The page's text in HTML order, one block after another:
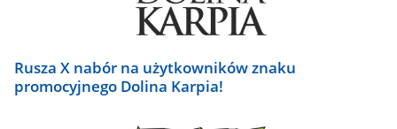
Rusza X nabór na użytkowników znaku
promocyjnego Dolina Karpia!